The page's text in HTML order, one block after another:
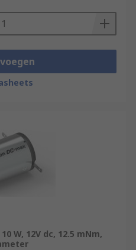
W, 12V dc, 12.5 mNm,